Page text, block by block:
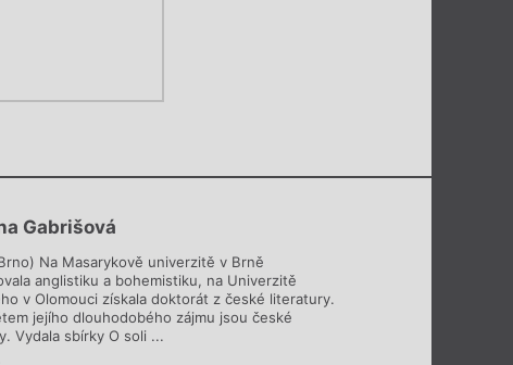
Gabrišová
Na Masarykově univerzitě v Brně
anglistiku a bohemistiku, na Univerzitě
v Olomouci získala doktorát z české literatury.
jejího dlouhodobého zájmu jsou české
Vydala sbírky O soli ...